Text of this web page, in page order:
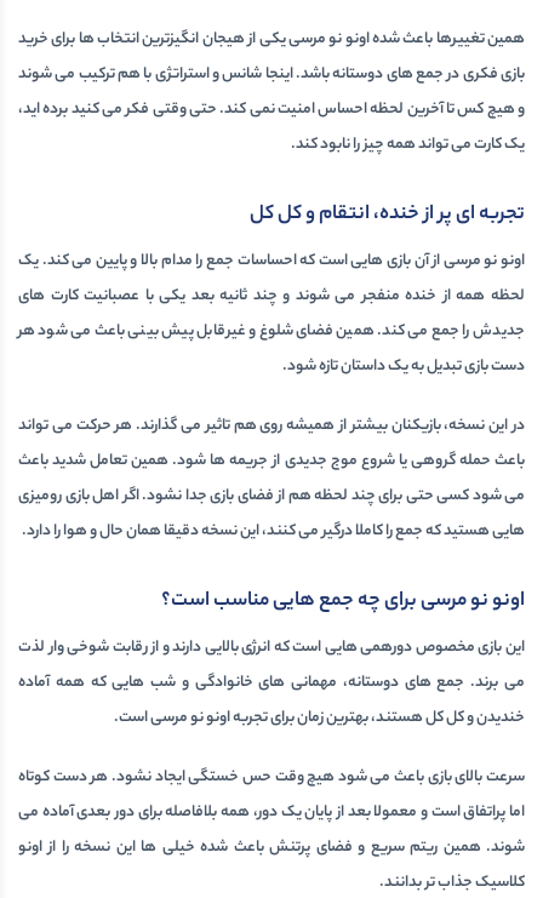
همین تغییرها باعث شده اونو نو مرسی یکی از هیجان انگیزترین انتخاب ها برایخرید
بازی فکریدر جمع های دوستانه باشد. اینجا شانس و استراتژی با هم ترکیب می شوند
و هیچ کس تا آخرین لحظه احساس امنیت نمی کند. حتی وقتی فکر می کنید برده اید،
یک کارت می تواند همه چیز را نابود کند.
تجربه ای پر از خنده، انتقام و کل کل
اونو نو مرسی از آن بازی هایی است که احساسات جمع را مدام بالا و پایین می کند. یک
لحظه همه از خنده منفجر می شوند و چند ثانیه بعد یکی با عصبانیت کارت های
جدیدش را جمع می کند. همین فضای شلوغ و غیرقابل پیش بینی باعث می شود هر
دست بازی تبدیل به یک داستان تازه شود.
در این نسخه، بازیکنان بیشتر از همیشه روی هم تاثیر می گذارند. هر حرکت می تواند
باعث حمله گروهی یا شروع موج جدیدی از جریمه ها شود. همین تعامل شدید باعث
می شود کسی حتی برای چند لحظه هم از فضای بازی جدا نشود. اگر اهلبازی رومیزی
هایی هستید که جمع را کاملا درگیر می کنند، این نسخه دقیقا همان حال و هوا را دارد.
اونو نو مرسی برای چه جمع هایی مناسب است؟
این بازی مخصوص دورهمی هایی است که انرژی بالایی دارند و از رقابت شوخی وار لذت
می برند. جمع های دوستانه، مهمانی های خانوادگی و شب هایی که همه آماده
خندیدن و کل کل هستند، بهترین زمان برای تجربه اونو نو مرسی است.
سرعت بالای بازی باعث می شود هیچ وقت حس خستگی ایجاد نشود. هر دست کوتاه
اما پراتفاق است و معمولا بعد از پایان یک دور، همه بلافاصله برای دور بعدی آماده می
شوند. همین ریتم سریع و فضای پرتنش باعث شده خیلی ها این نسخه را از اونو
کلاسیک جذاب تر بدانند.